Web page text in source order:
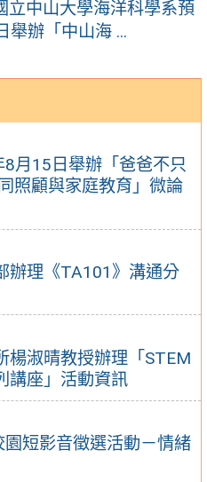
月15日舉辦「爸爸不只
照顧與家庭教育」微論
辦理《TA101》溝通分
楊淑晴教授辦理「STEM
講座」活動資訊
短影音徵選活動－情緒
立中山大學海洋科學系預
舉辦「中山海 ...